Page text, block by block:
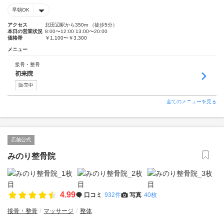
早朝OK
アクセス
北田辺駅から350m （徒歩5分）
本日の営業状況 8:00〜12:00 13:00〜20:00
価格帯
￥1,100〜￥3,300
メニュー
接骨・整骨
初来院
販売中
全てのメニューを見る
店舗公式
みのり整骨院
4.99 口コミ 932件 写真 40枚
接骨・整骨 マッサージ 整体